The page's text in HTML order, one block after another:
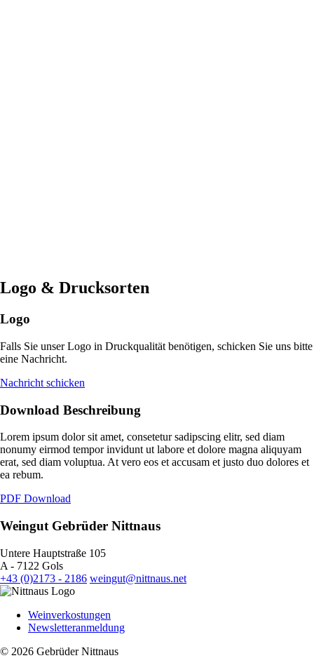
Logo & Drucksorten
Logo
Falls Sie unser Logo in Druckqualität benötigen, schicken Sie uns bitte
eine Nachricht.
Nachricht schicken
Download Beschreibung
Lorem ipsum dolor sit amet, consetetur sadipscing elitr, sed diam
nonumy eirmod tempor invidunt ut labore et dolore magna aliquyam
erat, sed diam voluptua. At vero eos et accusam et justo duo dolores et
ea rebum.
PDF Download
Weingut Gebrüder Nittnaus
Untere Hauptstraße 105
A - 7122 Gols
+43 (0)2173 - 2186 weingut@nittnaus.net
Weinverkostungen
Newsletteranmeldung
© 2026 Gebrüder Nittnaus